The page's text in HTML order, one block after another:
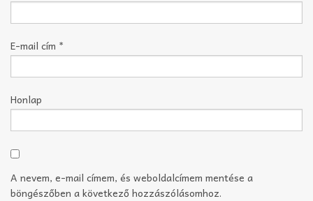
E-mail cím *
Honlap
A nevem, e-mail címem, és weboldalcímem mentése a
böngészőben a következő hozzászólásomhoz.